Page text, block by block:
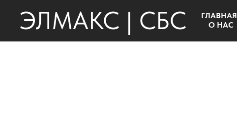
ЭЛМАКС | СБС ГЛАВНАЯ
О НАС